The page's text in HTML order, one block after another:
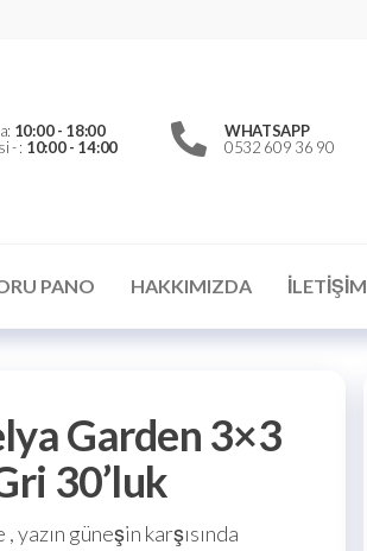
10:00 - 18:00
- : 10:00 - 14:00
WHATSAPP
0532 609 36 90
PANO HAKKIMIZDA İLETIŞIM
Garden 3×3
30’luk
yazın güneşin karşısında